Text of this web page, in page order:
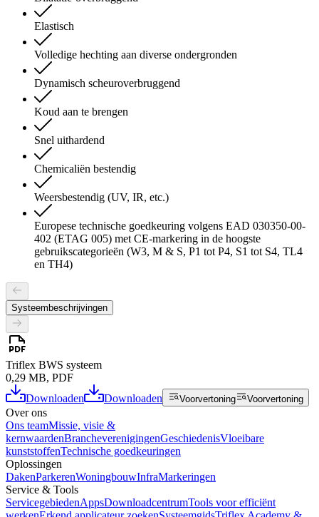
Elastisch
Volledige hechting aan diverse ondergronden
Dynamisch scheuroverbruggend
Koud aan te brengen
Snel uithardend
Chemicaliën bestendig
Weersbestendig (UV, IR, etc.)
Europese technische goedkeuring volgens EAD 030350-00-
402 (ETAG 005) met CE-markering in de hoogste
gebruikscategorieën (W3, M & S, P1 tot P4, S1 tot S4, TL4
en TH4)
Systeembeschrijvingen
Triflex BWS systeem
0,29 MB, PDF
Downloaden
Downloaden Voorvertoning Voorvertoning
Over ons
Ons teamMissie, visie &
kernwaardenBrancheverenigingenGeschiedenisVloeibare
kunststoffenTechnische goedkeuringen
Oplossingen
DakenParkerenWoningbouwInfraMarkeringen
Service & Tools
ServicegebiedenAppsDownloadcentrumTools voor efficiënt